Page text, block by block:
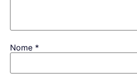
Nome *